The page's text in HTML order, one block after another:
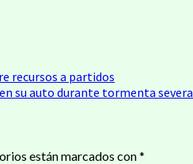
recursos a partidos
su auto durante tormenta severa
están marcados con*